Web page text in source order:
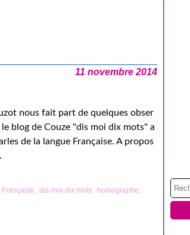
11 novembre 2014
nous fait part de quelques obser
blog de Couze "dis moi dix mots" a
de la langue Française. A propos
, dis-moi dix mots, homographe,